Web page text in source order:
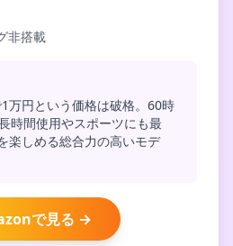
非搭載
万円という価格は破格。60時
時間使用やスポーツにも最
楽しめる総合力の高いモデ
で見る →